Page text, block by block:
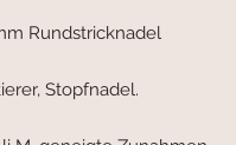
Rundstricknadel
Stopfnadel.